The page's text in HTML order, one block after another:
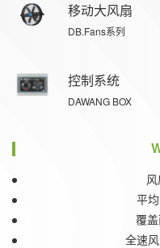
移动大风扇
DB.Fans系列
控制系统
DAWANG BOX
平
覆
全速